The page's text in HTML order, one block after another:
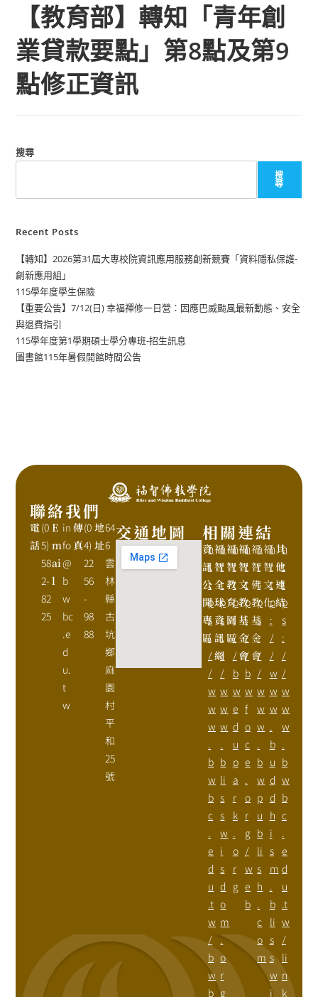
【教育部】轉知「青年創
業貸款要點」第8點及第9
點修正資訊
搜尋
搜
尋
Recent Posts
【轉知】2026第31屆大專校院資訊應用服務創新競賽「資料隱私保護-
創新應用組」
115學年度學生保險
【重要公告】7/12(日) 幸福禪修一日營：因應巴威颱風最新動態、安全
與退費指引
115學年度第1學期碩士學分專班-招生訊息
圖書館115年暑假開館時間公告
聯絡我們
電
話
(0
5)
58
2-
82
25
E
m
ai
l
in
fo
@
b
w
bc
.e
d
u.
t
w
傳
真
(0
4)
22
56
-
98
88
地
址
64
6
雲
林
縣
古
坑
鄉
麻
園
村
平
和
25
號
交通地圖 相關連結
資
訊
公
開
專
區
h
t
t
p
s
:
/
/
w
w
w
.
b
w
b
c
.
e
d
u
.t
w
/
b
w
b
福
智
全
球
資
訊
網
h
t
t
p
s
:
/
/
w
w
w
.
b
li
s
s
w
i
s
d
o
m
.
o
r
g
福
智
教
育
園
區
h
t
t
p
:
/
/
b
w
e
d
u
p
a
r
k
.
o
r
g
福
智
文
教
基
金
會
h
t
t
p
:
/
/
b
w
f
o
c
e
.
o
r
g
/
w
e
b
福
智
佛
教
基
金
會
h
t
t
p
s
:
/
/
w
w
w
.
b
w
p
u
b
li
s
h
.
c
o
m
福
智
文
化
h
t
t
p
:
/
/
w
w
w
.
b
u
d
d
h
i
s
m
.
b
li
s
s
w
i
其
他
連
結
h
t
t
p
s
:
/
/
w
w
w
.
b
w
b
c
.
e
d
u
.t
w
/
li
n
k